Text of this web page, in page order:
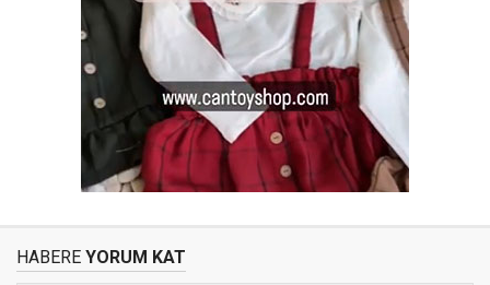
HABERE YORUM KAT